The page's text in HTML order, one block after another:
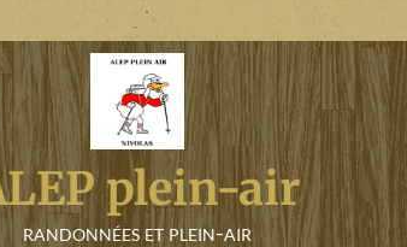
plein-air
randonnées et plein-air